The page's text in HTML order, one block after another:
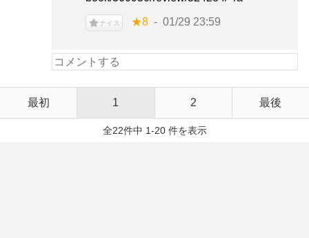
ナイス ★8 01/29 23:59
最初 1 2 最後
全22件中 1-20 件を表示